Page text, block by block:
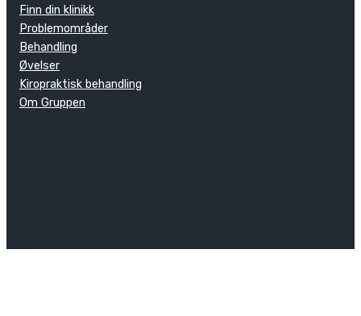
Finn din klinikk
Problemområder
Behandling
Øvelser
Kiropraktisk behandling
Om Gruppen